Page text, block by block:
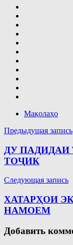
Мақолаҳо
Навигация
по
записям
Предыдущая запись
ДУ
ТОҶИК
Следующая запись
ХАТАРҲОИ
НАМОЕМ
Добавить